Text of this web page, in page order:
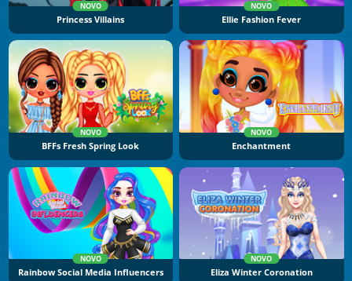
NOVO
Princess Villains
NOVO
Ellie Fashion Fever
NOVO
BFFs Fresh Spring Look
NOVO
Enchantment
NOVO
Rainbow Social Media Influencers
NOVO
Eliza Winter Coronation